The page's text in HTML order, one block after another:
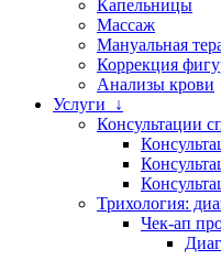
Капельницы
Массаж
Мануальная
Коррекция
Анализы крови
Услуги ↓
Консультации
Трихология:
Чек-ап